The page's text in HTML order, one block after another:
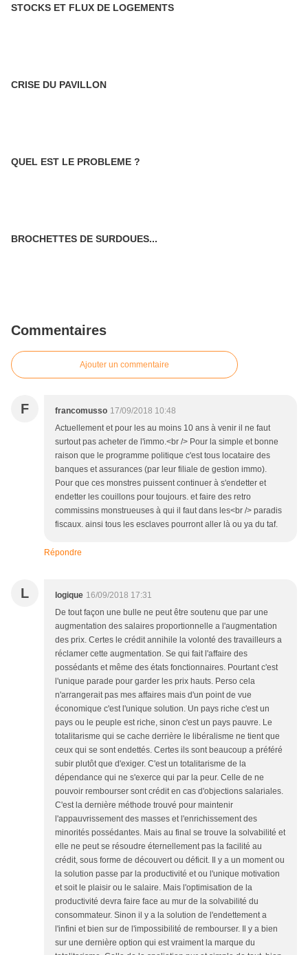
STOCKS ET FLUX DE LOGEMENTS
CRISE DU PAVILLON
QUEL EST LE PROBLEME ?
BROCHETTES DE SURDOUES...
Commentaires
Ajouter un commentaire
F francomusso 17/09/2018 10:48
Actuellement et pour les au moins 10 ans à venir il ne faut
surtout pas acheter de l'immo.<br /> Pour la simple et bonne
raison que le programme politique c'est tous locataire des
banques et assurances (par leur filiale de gestion immo).
Pour que ces monstres puissent continuer à s'endetter et
endetter les couillons pour toujours. et faire des retro
commissins monstrueuses à qui il faut dans les<br /> paradis
fiscaux. ainsi tous les esclaves pourront aller là ou ya du taf.
Répondre
L logique 16/09/2018 17:31
De tout façon une bulle ne peut être soutenu que par une
augmentation des salaires proportionnelle a l'augmentation
des prix. Certes le crédit annihile la volonté des travailleurs a
réclamer cette augmentation. Se qui fait l'affaire des
possédants et même des états fonctionnaires. Pourtant c'est
l'unique parade pour garder les prix hauts. Perso cela
n'arrangerait pas mes affaires mais d'un point de vue
économique c'est l'unique solution. Un pays riche c'est un
pays ou le peuple est riche, sinon c'est un pays pauvre. Le
totalitarisme qui se cache derrière le libéralisme ne tient que
ceux qui se sont endettés. Certes ils sont beaucoup a préféré
subir plutôt que d'exiger. C'est un totalitarisme de la
dépendance qui ne s'exerce qui par la peur. Celle de ne
pouvoir rembourser sont crédit en cas d'objections salariales.
C'est la dernière méthode trouvé pour maintenir
l'appauvrissement des masses et l'enrichissement des
minorités possédantes. Mais au final se trouve la solvabilité et
elle ne peut se résoudre éternellement pas la facilité au
crédit, sous forme de découvert ou déficit. Il y a un moment ou
la solution passe par la productivité et ou l'unique motivation
et soit le plaisir ou le salaire. Mais l'optimisation de la
productivité devra faire face au mur de la solvabilité du
consommateur. Sinon il y a la solution de l'endettement a
l'infini et bien sur de l'impossibilité de rembourser. Il y a bien
sur une dernière option qui est vraiment la marque du